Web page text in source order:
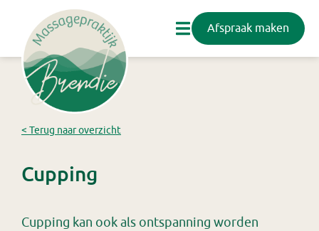
Afspraak maken
< Terug naar overzicht
Cupping
Cupping kan ook als ontspanning worden